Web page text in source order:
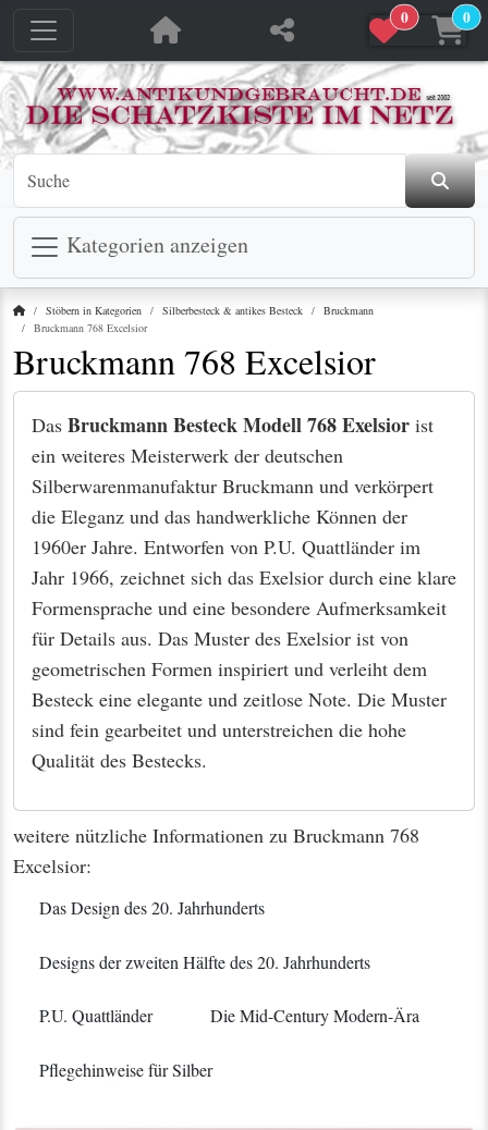
0 0
Kategorien anzeigen
StartseiteStöbern in Kategorien Silberbesteck & antikes Besteck
Bruckmann
Bruckmann 768 Excelsior
Bruckmann 768 Excelsior
Das Bruckmann Besteck Modell 768 Exelsior ist
ein weiteres Meisterwerk der deutschen
Silberwarenmanufaktur Bruckmann und verkörpert
die Eleganz und das handwerkliche Können der
1960er Jahre. Entworfen von P.U. Quattländer im
Jahr 1966, zeichnet sich das Exelsior durch eine klare
Formensprache und eine besondere Aufmerksamkeit
für Details aus. Das Muster des Exelsior ist von
geometrischen Formen inspiriert und verleiht dem
Besteck eine elegante und zeitlose Note. Die Muster
sind fein gearbeitet und unterstreichen die hohe
Qualität des Bestecks.
weitere nützliche Informationen zu Bruckmann 768
Excelsior:
Das Design des 20. Jahrhunderts
Designs der zweiten Hälfte des 20. Jahrhunderts
P.U. Quattländer Die Mid-Century Modern-Ära
Pflegehinweise für Silber